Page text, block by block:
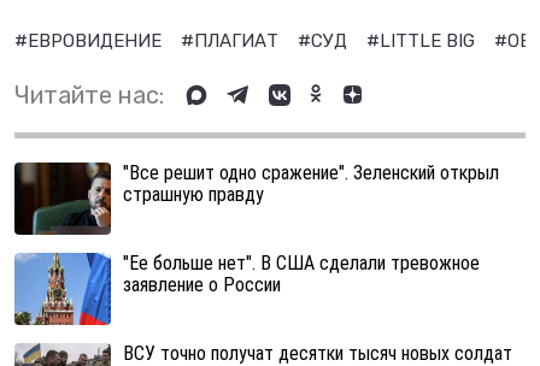
#ЕВРОВИДЕНИЕ #ПЛАГИАТ #СУД #LITTLE BIG
Читайте нас:
"Все решит одно сражение". Зеленский открыл
страшную правду
"Ее больше нет". В США сделали тревожное
заявление о России
ВСУ точно получат десятки тысяч новых солдат